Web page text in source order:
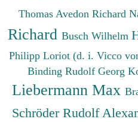
Thomas Avedon Richard
Richard Busch Wilhelm
Philipp Loriot (d. i. Vicco
Binding Rudolf Georg
Liebermann Max
Schröder Rudolf